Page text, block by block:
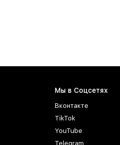
Мы в Соцсетях
Вконтакте
TikTok
YouTube
Telegram